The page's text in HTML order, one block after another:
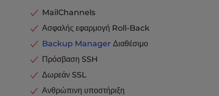
MailChannels
Ασφαλής εφαρμογή Roll-Back
Backup Manager Διαθέσιμο
Πρόσβαση SSH
Δωρεάν SSL
Ανθρώπινη υποστήριξη